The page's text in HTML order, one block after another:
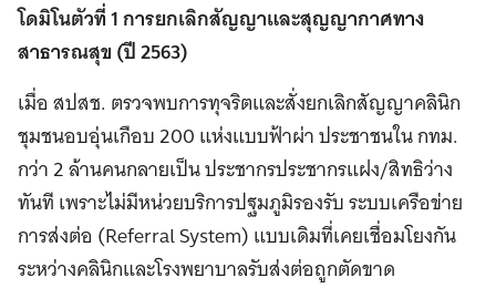
โดมิโนตัวที่ 1 การยกเลิกสัญญาและสุญญากาศทาง
สาธารณสุข (ปี 2563)
เมื่อ สปสช. ตรวจพบการทุจริตและสั่งยกเลิกสัญญาคลินิก
ชุมชนอบอุ่นเกือบ 200 แห่งแบบฟ้าผ่า ประชาชนใน กทม.
กว่า 2 ล้านคนกลายเป็น ประชากรประชากรแฝง/สิทธิว่าง
ทันที เพราะไม่มีหน่วยบริการปฐมภูมิรองรับ ระบบเครือข่าย
การส่งต่อ (Referral System) แบบเดิมที่เคยเชื่อมโยงกัน
ระหว่างคลินิกและโรงพยาบาลรับส่งต่อถูกตัดขาด